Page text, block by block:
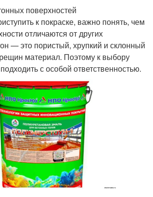
поверхностей
к покраске, важно понять, чем
отличаются от других
— это пористый, хрупкий и склонный
материал. Поэтому к выбору
с особой ответственностью.